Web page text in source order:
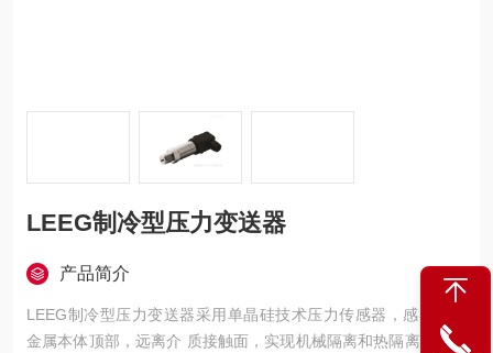
LEEG制冷型压力变送器
产品简介
LEEG制冷型压力变送器采用单晶硅技术压力传感器，感器位于
金属本体顶部，远离介 质接触面，实现机械隔离和热隔离，玻璃